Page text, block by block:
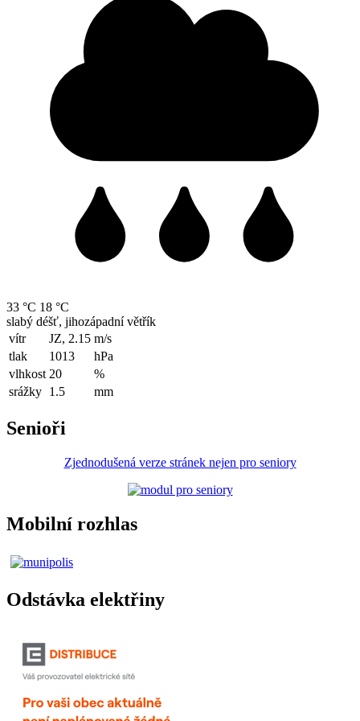
33 °C 18 °C
slabý déšť, jihozápadní větřík
vítr
JZ, 2.15 m/s
tlak
1013
hPa
vlhkost 20
%
srážky 1.5 mm
Senioři
Zjednodušená verze stránek nejen pro seniory
Mobilní rozhlas
Odstávka elektřiny